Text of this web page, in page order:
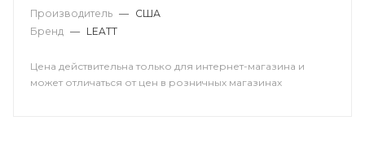
Производитель — США
Бренд — LEATT
Цена действительна только для интернет-магазина и
может отличаться от цен в розничных магазинах